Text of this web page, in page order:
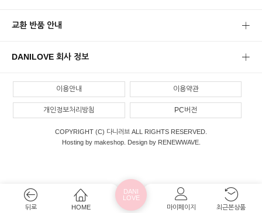
뒤로 HOME
DANI
LOVE
마이페이지
최근본상품
교환 반품 안내
DANILOVE 회사 정보
이용안내 이용약관
개인정보처리방침 PC버전
COPYRIGHT (C) 다니러브 ALL RIGHTS RESERVED.
Hosting by makeshop. Design by RENEWWAVE.